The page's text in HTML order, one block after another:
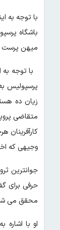
با توجه به
باشگاه
میهن پرست
با توجه
پرسپولیس
زیان ده
متقاضی
کارآفرینان
وجیهی که
جوانترین
حرفی برای
محقق می
او با